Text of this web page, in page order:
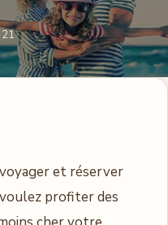
et réserver
profiter des